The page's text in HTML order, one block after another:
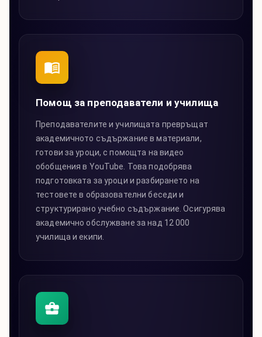
Помощ за преподаватели и училища
Преподавателите и училищата превръщат
академичното съдържание в материали,
готови за уроци, с помощта на видео
обобщения в YouTube. Това подобрява
подготовката за уроци и разбирането на
тестовете в образователни беседи и
структурирано учебно съдържание. Осигурява
академично обслужване за над 12 000
училища и екипи.